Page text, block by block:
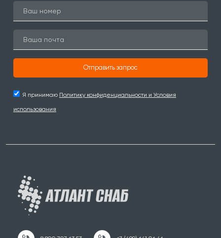
Отправить запрос
Я принимаю Политику конфиденциальности и Условия
использования